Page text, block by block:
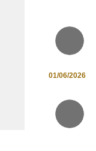
01/06/2026